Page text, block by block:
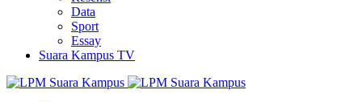
Data
Sport
Essay
Suara Kampus TV